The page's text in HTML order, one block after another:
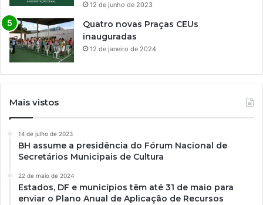
12 de junho de 2023
Quatro novas Praças CEUs
inauguradas
12 de janeiro de 2024
Mais vistos
14 de julho de 2023
BH assume a presidência do Fórum Nacional de
Secretários Municipais de Cultura
22 de maio de 2024
Estados, DF e municípios têm até 31 de maio para
enviar o Plano Anual de Aplicação de Recursos